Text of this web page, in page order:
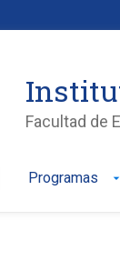
Facultad de
Programas arrow_drop_down